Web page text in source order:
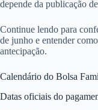
depende da publicação
Continue lendo para
de junho e entender
antecipação.
Calendário do Bolsa
Datas oficiais do